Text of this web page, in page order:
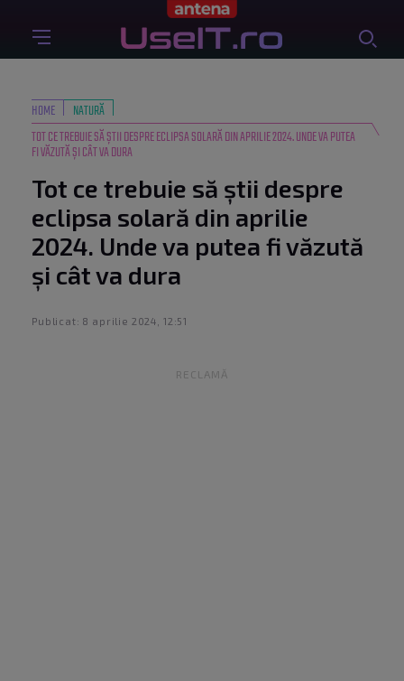
HOME
NATURĂ
TOT CE TREBUIE SĂ ȘTII DESPRE ECLIPSA SOLARĂ DIN APRILIE 2024. UNDE VA PUTEA
FI VĂZUTĂ ȘI CÂT VA DURA
Tot ce trebuie să știi despre
eclipsa solară din aprilie
2024. Unde va putea fi văzută
și cât va dura
Publicat: 8 aprilie 2024, 12:51
RECLAMĂ